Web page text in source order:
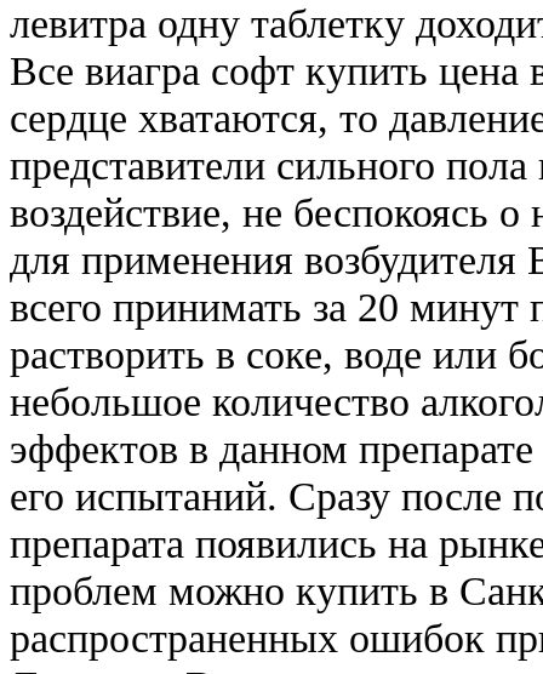
левитра одну таблетку
Все виагра софт купить цена
сердце хватаются, то
представители сильного
воздействие, не беспокоясь
для применения
всего принимать за 20
растворить в соке, воде или
небольшое количество
эффектов в данном
его испытаний. Сразу после
препарата появились на
проблем можно купить в
распространенных ошибок